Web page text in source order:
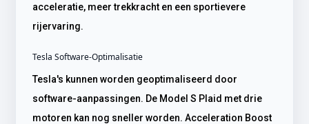
acceleratie, meer trekkracht en een sportievere
rijervaring.
Tesla Software-Optimalisatie
Tesla's kunnen worden geoptimaliseerd door
software-aanpassingen. De Model S Plaid met drie
motoren kan nog sneller worden. Acceleration Boost